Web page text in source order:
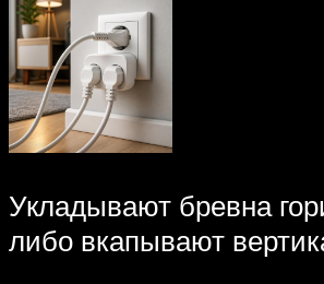
Укладывают бревна
либо вкапывают